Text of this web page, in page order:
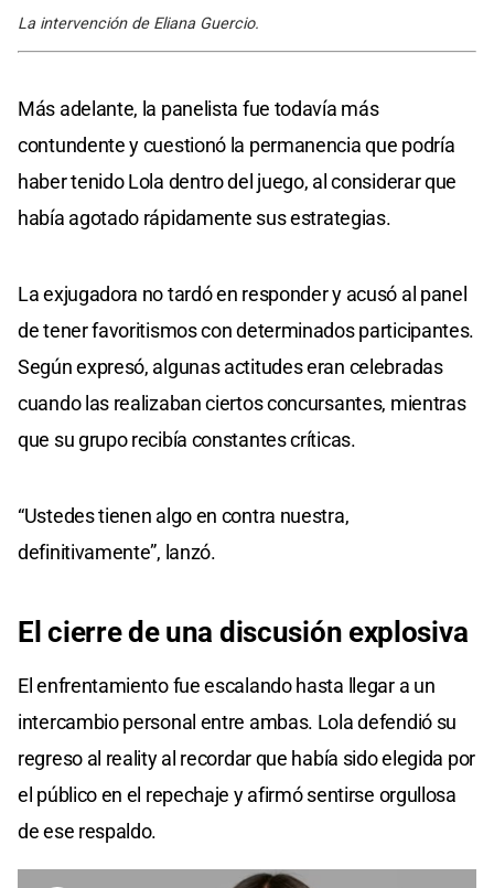
La intervención de Eliana Guercio.
Más adelante, la panelista fue todavía más
contundente y cuestionó la permanencia que podría
haber tenido Lola dentro del juego, al considerar que
había agotado rápidamente sus estrategias.
La exjugadora no tardó en responder y acusó al panel
de tener favoritismos con determinados participantes.
Según expresó, algunas actitudes eran celebradas
cuando las realizaban ciertos concursantes, mientras
que su grupo recibía constantes críticas.
“Ustedes tienen algo en contra nuestra,
definitivamente”, lanzó.
El cierre de una discusión explosiva
El enfrentamiento fue escalando hasta llegar a un
intercambio personal entre ambas. Lola defendió su
regreso al reality al recordar que había sido elegida por
el público en el repechaje y afirmó sentirse orgullosa
de ese respaldo.